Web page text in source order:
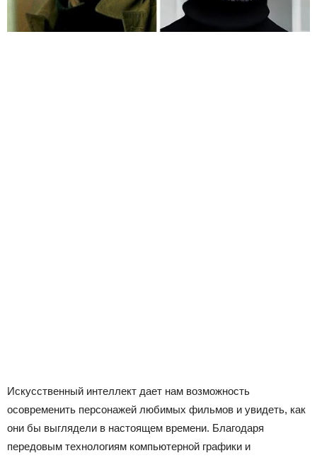
Искусственный интеллект дает нам возможность
осовременить персонажей любимых фильмов и увидеть, как
они бы выглядели в настоящем времени. Благодаря
передовым технологиям компьютерной графики и